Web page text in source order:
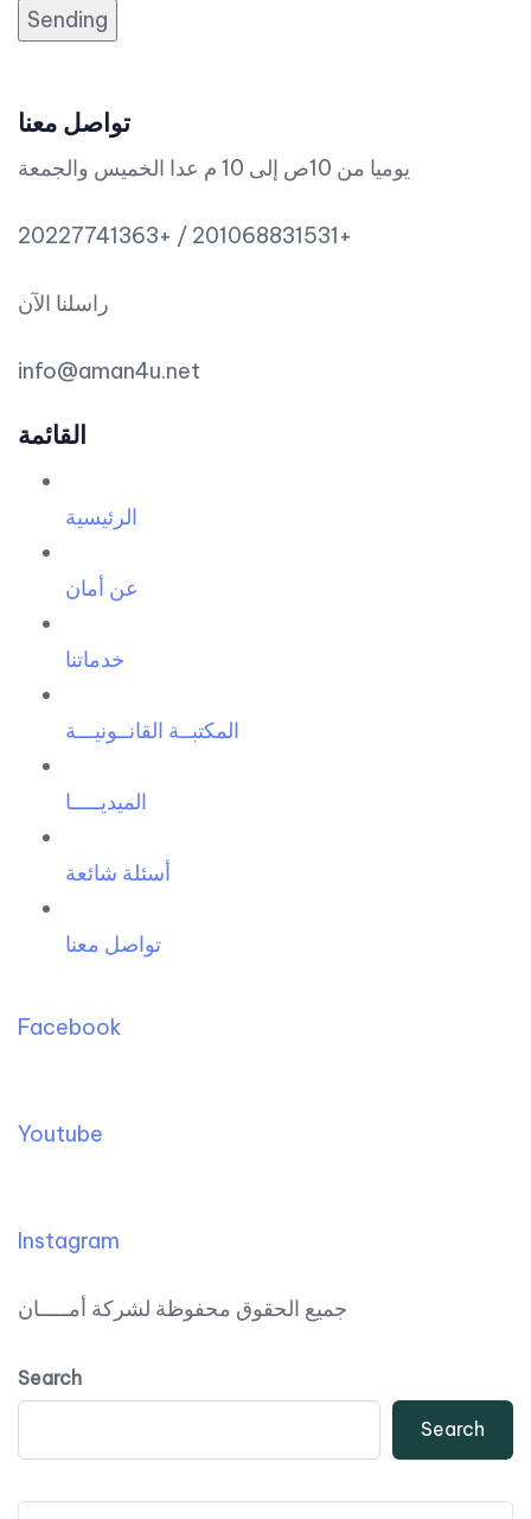
Sending
تواصل معنا
يوميا من 10ص إلى 10 م عدا الخميس والجمعة
20227741363+ / 201068831531+
راسلنا الآن
info@aman4u.net
القائمة
الرئيسية
عن أمان
خدماتنا
المكتبــة القانــونيـــة
الميديـــــا
أسئلة شائعة
تواصل معنا
Facebook
Youtube
Instagram
جميع الحقوق محفوظة لشركة أمـــــان
Search
Search